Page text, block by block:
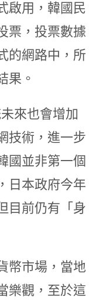
啟用，韓國民
票，投票數據
的網路中，所
果。
來也會增加
技術，進一步
國並非第一個
日本政府今年
目前仍有「身
幣市場，當地
樂觀，至於這